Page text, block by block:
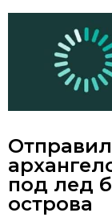
под лед
острова